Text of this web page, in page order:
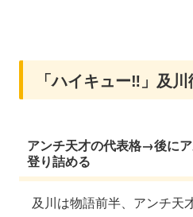
「ハイキュー‼」及
アンチ天才の代表格→後に
登り詰める
及川は物語前半、アンチ天